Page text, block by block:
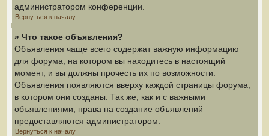
администратором конференции.
Вернуться к началу
» Что такое объявления?
Объявления чаще всего содержат важную информацию
для форума, на котором вы находитесь в настоящий
момент, и вы должны прочесть их по возможности.
Объявления появляются вверху каждой страницы форума,
в котором они созданы. Так же, как и с важными
объявлениями, права на создание объявлений
предоставляются администратором.
Вернуться к началу